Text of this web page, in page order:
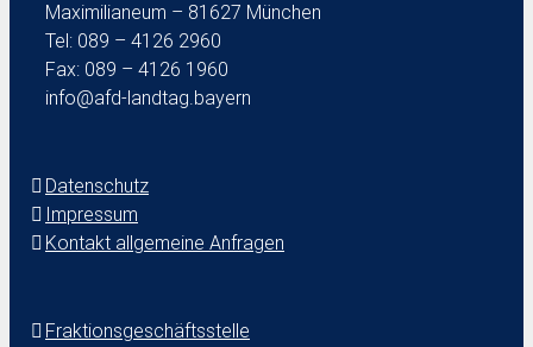
Maximilianeum – 81627 München
Tel: 089 – 4126 2960
Fax: 089 – 4126 1960
info@afd-landtag.bayern
Datenschutz
Impressum
Kontakt allgemeine Anfragen
Fraktionsgeschäftsstelle